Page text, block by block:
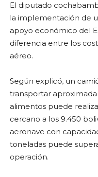
El diputado
la implementación de
apoyo económico del
diferencia entre los
aéreo.
Según explicó, un
transportar
alimentos puede
cercano a los 9.450
aeronave con
toneladas puede
operación.